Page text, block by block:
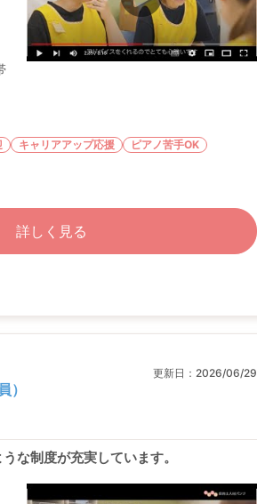
キャリアアップ応援
ピアノ苦手OK
詳しく見る
更新日： 2026/06/29
）
な制度が充実しています。